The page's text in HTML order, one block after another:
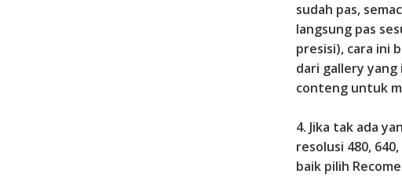
sudah pas,
langsung pas
presisi), cara ini
dari gallery
conteng untuk
4. Jika tak ada
resolusi 480,
baik pilih